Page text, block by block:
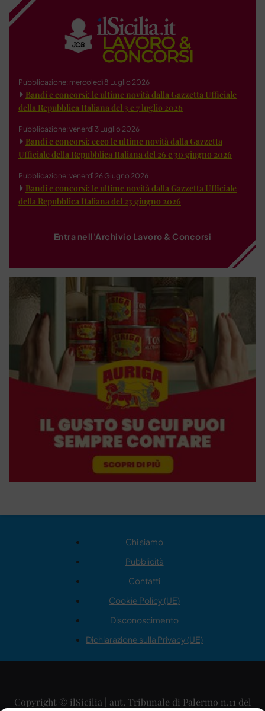
Pubblicazione: mercoledì 8 Luglio 2026
Bandi e concorsi: le ultime novità dalla Gazzetta Ufficiale
della Repubblica Italiana del 3 e 7 luglio 2026
Pubblicazione: venerdì 3 Luglio 2026
Bandi e concorsi: ecco le ultime novità dalla Gazzetta
Ufficiale della Repubblica Italiana del 26 e 30 giugno 2026
Pubblicazione: venerdì 26 Giugno 2026
Bandi e concorsi: le ultime novità dalla Gazzetta Ufficiale
della Repubblica Italiana del 23 giugno 2026
Entra nell'Archivio Lavoro & Concorsi
Chi siamo
Pubblicità
Contatti
Cookie Policy (UE)
Disconoscimento
Dichiarazione sulla Privacy (UE)
Copyright © ilSicilia | aut. Tribunale di Palermo n.11 del